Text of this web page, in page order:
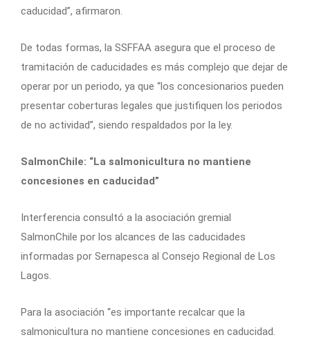
caducidad”, afirmaron.
De todas formas, la SSFFAA asegura que el proceso de
tramitación de caducidades es más complejo que dejar de
operar por un periodo, ya que “los concesionarios pueden
presentar coberturas legales que justifiquen los periodos
de no actividad”, siendo respaldados por la ley.
SalmonChile: “La salmonicultura no mantiene
concesiones en caducidad”
Interferencia consultó a la asociación gremial
SalmonChile por los alcances de las caducidades
informadas por Sernapesca al Consejo Regional de Los
Lagos.
Para la asociación “es importante recalcar que la
salmonicultura no mantiene concesiones en caducidad.